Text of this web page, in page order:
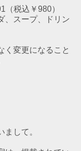
税込￥980）
ープ、ドリン
く変更になること
して。